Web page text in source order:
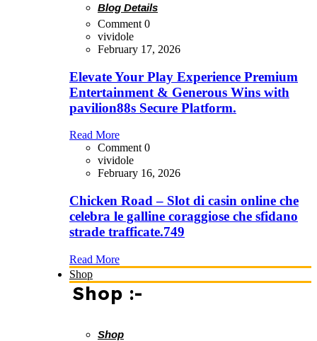
Blog Details
Comment 0
vividole
February 17, 2026
Elevate Your Play Experience Premium
Entertainment & Generous Wins with
pavilion88s Secure Platform.
Read More
Comment 0
vividole
February 16, 2026
Chicken Road – Slot di casin online che
celebra le galline coraggiose che sfidano
strade trafficate.749
Read More
Shop
Shop :-
Shop